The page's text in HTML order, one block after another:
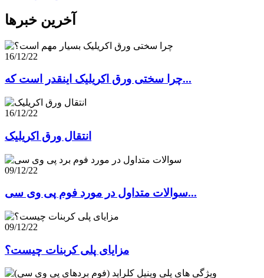
آخرین خبرها
16/12/22
چرا سختی ورق اکریلیک اینقدر است که...
16/12/22
انتقال ورق اکریلیک
09/12/22
سوالات متداول در مورد فوم پی وی سی...
09/12/22
مزایای پلی کربنات چیست؟